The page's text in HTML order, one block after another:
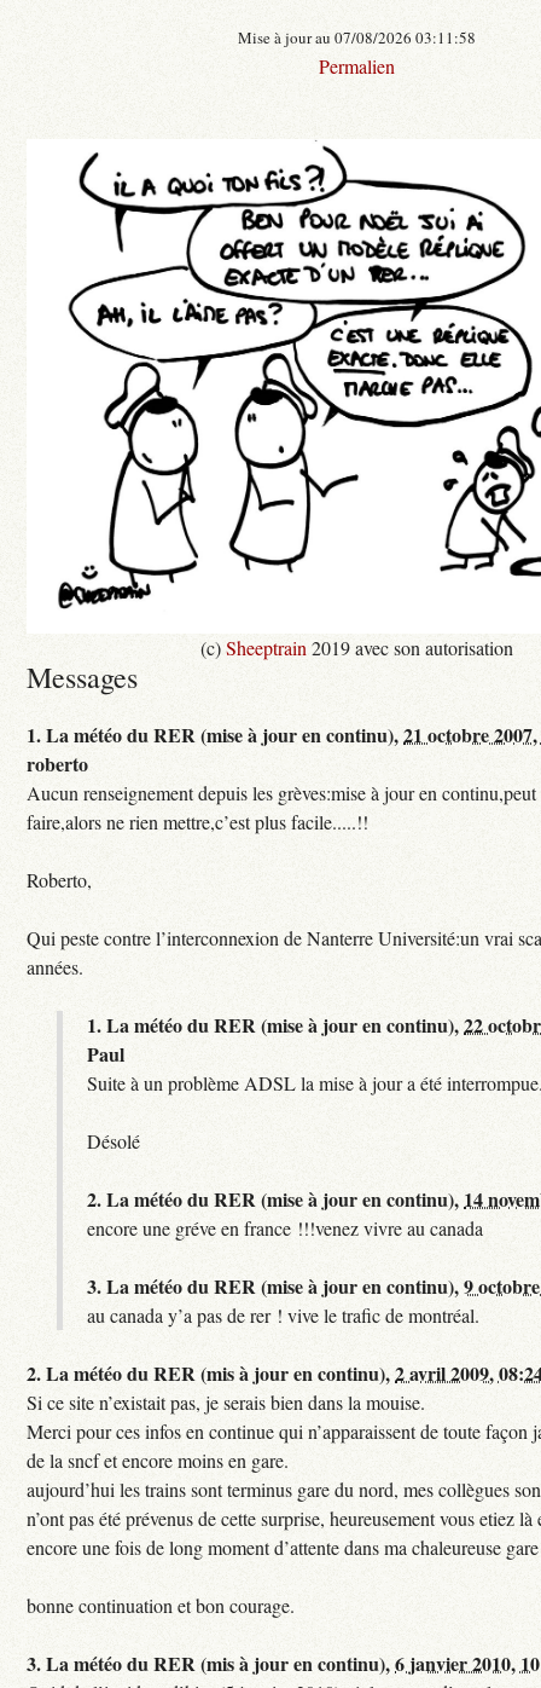
Mise à jour au 07/08/2026 03:11:58
Permalien
(c)Sheeptrain 2019 avec son autorisation
Messages
1.La météo du RER (mise à jour en continu),21 octobre
roberto
Aucun renseignement depuis les grèves:mise à jour en
faire,alors ne rien mettre,c’est plus facile.....!!
Roberto,
Qui peste contre l’interconnexion de Nanterre Université:un vrai
années.
1.La météo du RER (mise à jour en continu),22
Paul
Suite à un problème ADSL la mise à jour a été
Désolé
2.La météo du RER (mise à jour en continu), 14
encore une gréve en france !!!venez vivre au canada
3.La météo du RER (mise à jour en continu),9
au canada y’a pas de rer ! vive le trafic de montréal.
2.La météo du RER (mis à jour en continu),2 avril 2009,
Si ce site n’existait pas, je serais bien dans la mouise.
Merci pour ces infos en continue qui n’apparaissent de toute façon
de la sncf et encore moins en gare.
aujourd’hui les trains sont terminus gare du nord, mes collègues
n’ont pas été prévenus de cette surprise, heureusement vous etiez là
encore une fois de long moment d’attente dans ma chaleureuse
bonne continuation et bon courage.
3.La météo du RER (mis à jour en continu),6 janvier 2010,